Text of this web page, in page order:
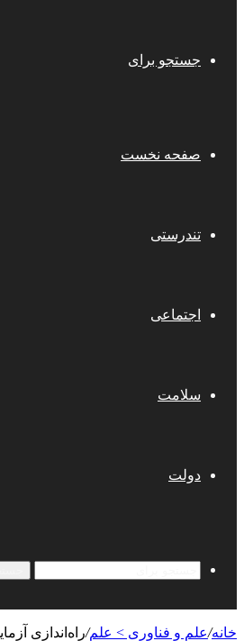
جستجو برای
صفحه نخست
تندرستی
اجتماعی
سلامت
دولت
خانه/علم و فناوری‌ > علم/راه‌اندازی